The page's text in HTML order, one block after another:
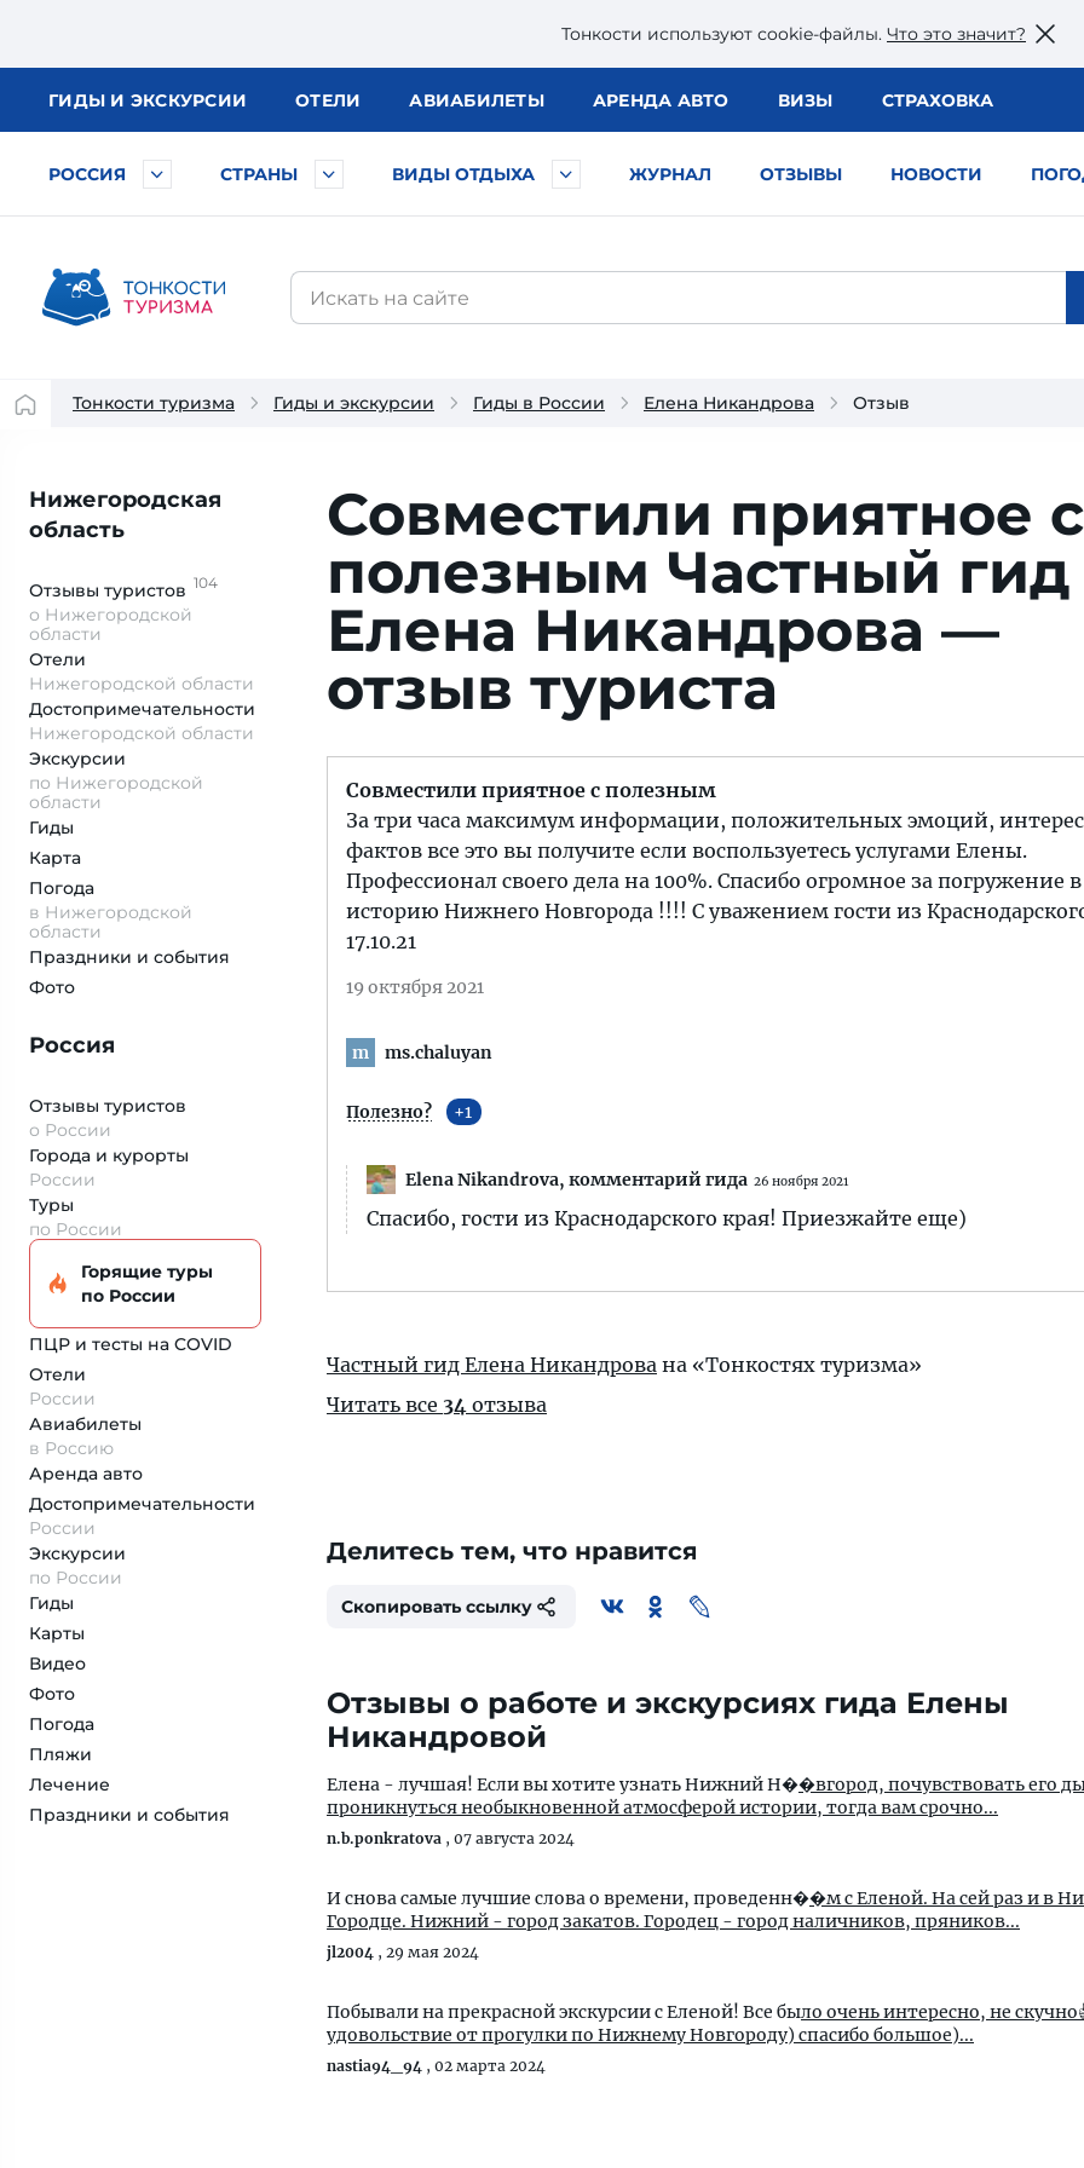
Тонкости используют сookie-файлы. Что это значит?
ГИДЫ И ЭКСКУРСИИ ОТЕЛИ АВИАБИЛЕТЫ АРЕНДА АВТО ВИЗЫ СТРАХОВКА
РОССИЯ СТРАНЫ ВИДЫ ОТДЫХА ЖУРНАЛ ОТЗЫВЫ НОВОСТИ
Тонкости туризма Гиды и экскурсии Гиды в России Елена Никандрова Отзыв
Нижегородская
область
Отзывы туристов 104
о Нижегородской
области
Отели
Нижегородской области
Достопримеча­тельности
Нижегородской области
Экскурсии
по Нижегородской
области
Гиды
Карта
Погода
в Нижегородской
области
Праздники и события
Фото
Россия
Отзывы туристов
о России
Города и курорты
России
Туры
по России
Горящие туры
по России
ПЦР и тесты на COVID
Отели
России
Авиабилеты
в Россию
Аренда авто
Достопримеча­тельности
России
Экскурсии
по России
Гиды
Карты
Видео
Фото
Погода
Пляжи
Лечение
Праздники и события
Совместили приятное с
полезным Частный гид
Елена Никандрова —
отзыв туриста
Совместили приятное с полезным
За три часа максимум информации, положительных эмоций,
фактов все это вы получите если воспользуетесь услугами Елены.
Профессионал своего дела на 100%. Спасибо огромное за погружение в
историю Нижнего Новгорода !!!! С уважением гости из
17.10.21
19 октября 2021
m ms.chaluyan
Полезно? 1
Elena Nikandrova, комментарий гида 26 ноября 2021
Спасибо, гости из Краснодарского края! Приезжайте еще)
Частный гид Елена Никандрова на «Тонкостях туризма»
Читать все 34 отзыва
Делитесь тем, что нравится
Скопировать ссылку
Отзывы о работе и экскурсиях гида Елены
Никандровой
Елена - лучшая! Если вы хотите узнать Нижний Н��вгород, почувствовать его
проникнуться необыкновенной атмосферой истории, тогда вам срочно...
n.b.ponkratova , 07 августа 2024
И снова самые лучшие слова о времени, проведенн��м с Еленой. На сей раз и в
Городце. Нижний - город закатов. Городец - город наличников, пряников...
jl2004 , 29 мая 2024
Побывали на прекрасной экскурсии с Еленой! Все было очень интересно, не
удовольствие от прогулки по Нижнему Новгороду) спасибо большое)...
nastia94_94 , 02 марта 2024